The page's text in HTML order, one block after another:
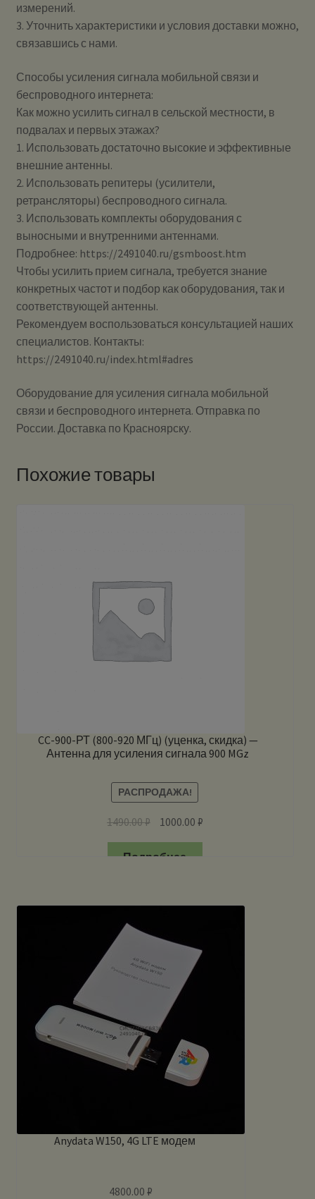
измерений.
3. Уточнить характеристики и условия доставки можно,
связавшись с нами.
Способы усиления сигнала мобильной связи и
беспроводного интернета:
Как можно усилить сигнал в сельской местности, в
подвалах и первых этажах?
1. Использовать достаточно высокие и эффективные
внешние антенны.
2. Использовать репитеры (усилители,
ретрансляторы) беспроводного сигнала.
3. Использовать комплекты оборудования с
выносными и внутренними антеннами.
Подробнее: https://2491040.ru/gsmboost.htm
Чтобы усилить прием сигнала, требуется знание
конкретных частот и подбор как оборудования, так и
соответствующей антенны.
Рекомендуем воспользоваться консультацией наших
специалистов. Контакты:
https://2491040.ru/index.html#adres
Оборудование для усиления сигнала мобильной
связи и беспроводного интернета. Отправка по
России. Доставка по Красноярску.
Похожие товары
CC-900-РТ (800-920 МГц) (уценка, скидка) —
Антенна для усиления сигнала 900 MGz
РАСПРОДАЖА!
1490.00₽ 1000.00 ₽
Подробнее
Anydata W150, 4G LTE модем
4800.00 ₽